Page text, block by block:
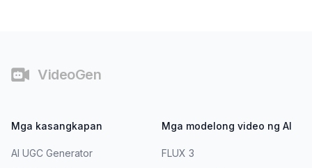
VideoGen
Mga kasangkapan
AI UGC Generator
Mga modelong video ng AI
FLUX 3